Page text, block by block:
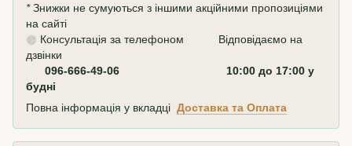
*Знижки не сумуються з іншими акційними пропозиціями
на сайті
Консультація за телефоном Відповідаємо на
дзвінки
096-666-49-06 10:00 до 17:00 у
будні
Повна інформація у вкладці Доставка та Оплата